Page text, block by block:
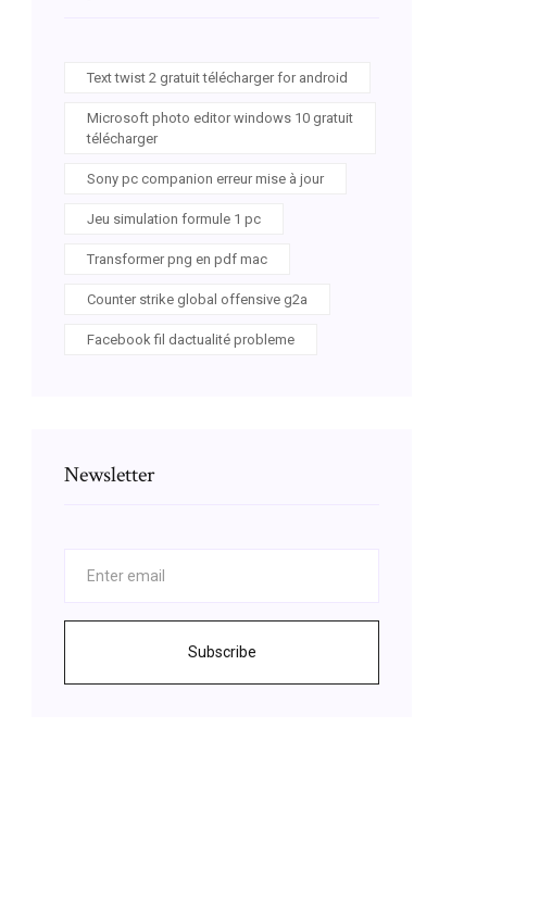
Text twist 2 gratuit télécharger for android
Microsoft photo editor windows 10 gratuit
télécharger
Sony pc companion erreur mise à jour
Jeu simulation formule 1 pc
Transformer png en pdf mac
Counter strike global offensive g2a
Facebook fil dactualité probleme
Newsletter
Subscribe